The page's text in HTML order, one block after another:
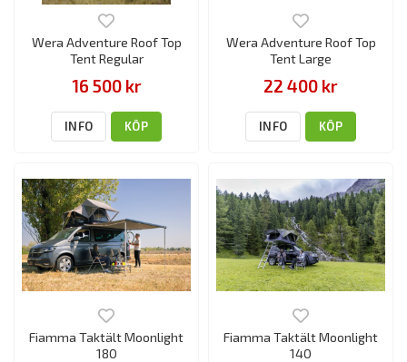
Wera Adventure Roof Top
Tent Regular
16 500 kr
INFO KÖP
Wera Adventure Roof Top
Tent Large
22 400 kr
INFO KÖP
Fiamma Taktält Moonlight
180
Fiamma Taktält Moonlight
140